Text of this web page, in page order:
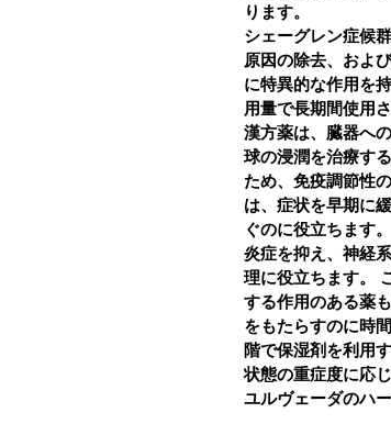
ります。
シェーグレン症候
原因の除去、およ
に特異的な作用を
用量で長期間使用
漢方薬は、臓器へ
球の浸潤を治療す
ため、免疫調節性
は、症状を早期に
ぐのに役立ちます。
炎症を抑え、神経
理に役立ちます。
する作用のある薬も
をもたらすのに時
階で保湿剤を利用
状態の重症度に応
ユルヴェーダのハ